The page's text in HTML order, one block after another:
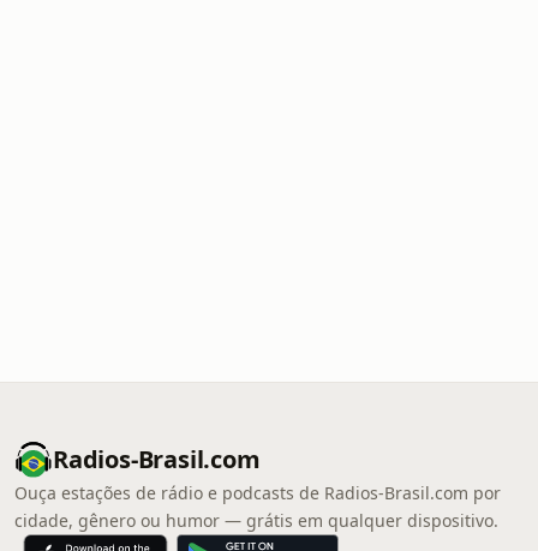
Radios-Brasil.com
Ouça estações de rádio e podcasts de Radios-Brasil.com por
cidade, gênero ou humor — grátis em qualquer dispositivo.